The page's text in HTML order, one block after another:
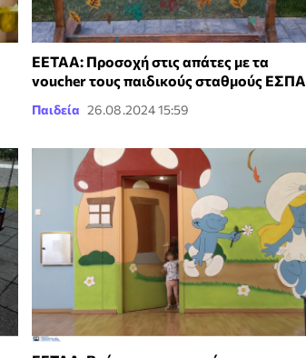
ΕΕΤΑΑ: Προσοχή στις απάτες με τα
voucher τους παιδικούς σταθμούς ΕΣΠΑ
Παιδεία 26.08.2024 15:59